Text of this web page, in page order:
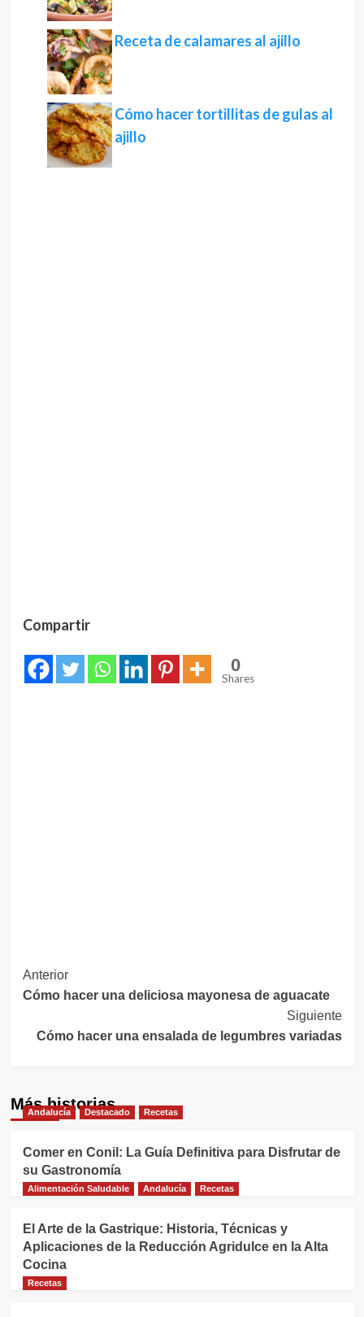
Receta de calamares al ajillo
Cómo hacer tortillitas de gulas al
ajillo
Compartir
0
Shares
Navegación
de
entradas
Anterior
Cómo hacer una deliciosa mayonesa de aguacate
Siguiente
Cómo hacer una ensalada de legumbres variadas
Más historias
Andalucía Destacado Recetas
Comer en Conil: La Guía Definitiva para Disfrutar de
su Gastronomía
Alimentación Saludable Andalucía Recetas
El Arte de la Gastrique: Historia, Técnicas y
Aplicaciones de la Reducción Agridulce en la Alta
Cocina
Recetas